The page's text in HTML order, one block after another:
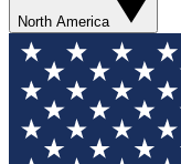
North America